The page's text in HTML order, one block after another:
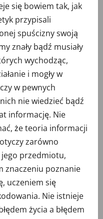
się bowiem tak, jak
przypisali
spuścizny swoją
znały bądź musiały
wychodząc,
i mogły w
w pewnych
nie wiedzieć bądź
informację. Nie
że teoria informacji
zarówno
przedmiotu,
znaczeniu poznanie
uczeniem się
Nie istnieje
życia a błędem